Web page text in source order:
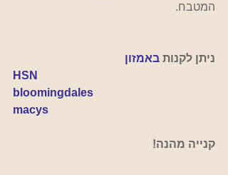
המטבח.
ניתן לקנות באמזון
HSN
bloomingdales
macys
קנייה מהנה!